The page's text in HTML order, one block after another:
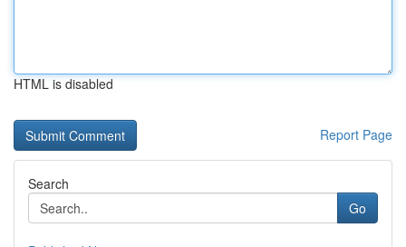
HTML is disabled
Report Page
Search
Go